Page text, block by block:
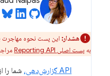
هشدار:
به پست اصلی Reporting API
API گزارش‌دهی،